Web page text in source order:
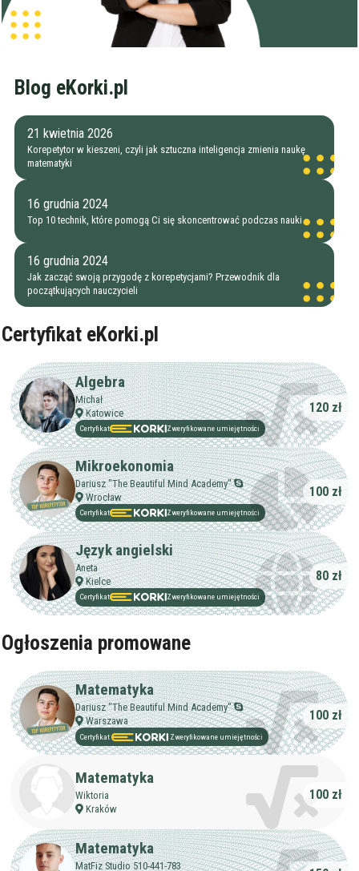
Szukaj w promieniu
km
Moja lokalizacja
Maksymalna cena
kalendarz korepetycji
Zakres nauczania
Nauczanie przedszkolne
Gimnazjum
Liceum
Przygotowania do matury
Przygotowania do studiów
Studia
Dorośli
Miejsce korepetycji
u ucznia
u korepetytora
online
Wykształcenie
Minimum
Doświadczenie
korepetytora
Minimum
Staż korepetytora Minimum lat
Wiek korepetytora od do lat
Płeć korepetytora
bez znaczenia
kobieta
mężczyzna
Anuluj Filtruj
Blog eKorki.pl
21 kwietnia 2026
Korepetytor w kieszeni, czyli jak sztuczna inteligencja zmienia naukę
matematyki
16 grudnia 2024
Top 10 technik, które pomogą Ci się skoncentrować podczas nauki
16 grudnia 2024
Jak zacząć swoją przygodę z korepetycjami? Przewodnik dla
początkujących nauczycieli
Certyfikat eKorki.pl
Algebra
Michał
Katowice
Certyfikat Zweryfikowane umiejętności
120 zł
Mikroekonomia
Dariusz "The Beautiful Mind Academy"
Wrocław
Certyfikat Zweryfikowane umiejętności
100 zł
Język angielski
Aneta
Kielce
Certyfikat Zweryfikowane umiejętności
80 zł
Ogłoszenia promowane
Matematyka
Dariusz "The Beautiful Mind Academy"
Warszawa
Certyfikat Zweryfikowane umiejętności
100 zł
Matematyka
Wiktoria
Kraków
100 zł
Matematyka
MatFiz Studio 510-441-783